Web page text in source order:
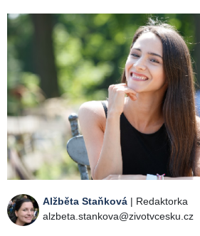
Alžběta Staňková | Redaktorka
alzbeta.stankova@zivotvcesku.cz